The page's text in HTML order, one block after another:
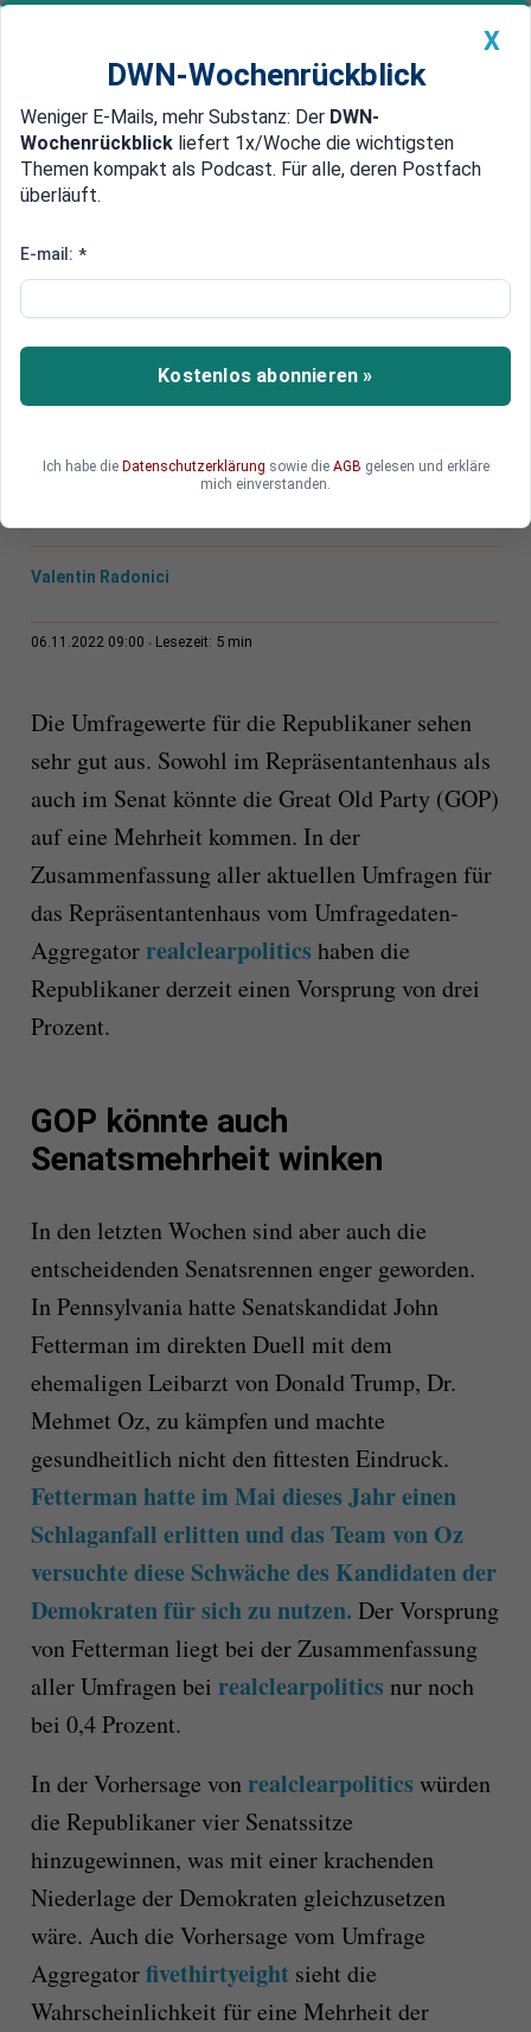
Newsticker MEIN DWN: Geldanlage Premium
Edelmetalle DWN-Magazin China
Midterm-Wahlen in den USA:
Republikaner gewinnen
Eine Mehrheit für die Republikaner im Senat und
im Repräsentantenhaus ist greifbar nah. Was
Kammern dominiert?
Valentin Radonici
06.11.2022 09:00 Lesezeit: 5 min
Die Umfragewerte für die Republikaner sehen
sehr gut aus. Sowohl im Repräsentantenhaus als
auch im Senat könnte die Great Old Party (GOP)
auf eine Mehrheit kommen. In der
Zusammenfassung aller aktuellen Umfragen für
das Repräsentantenhaus vom Umfragedaten-
Aggregator realclearpolitics haben die
Republikaner derzeit einen Vorsprung von drei
Prozent.
GOP könnte auch
Senatsmehrheit winken
In den letzten Wochen sind aber auch die
entscheidenden Senatsrennen enger geworden.
In Pennsylvania hatte Senatskandidat John
Fetterman im direkten Duell mit dem
ehemaligen Leibarzt von Donald Trump, Dr.
Mehmet Oz, zu kämpfen und machte
gesundheitlich nicht den fittesten Eindruck.
Fetterman hatte im Mai dieses Jahr einen
Schlaganfall erlitten und das Team von Oz
versuchte diese Schwäche des Kandidaten der
Demokraten für sich zu nutzen. Der Vorsprung
von Fetterman liegt bei der Zusammenfassung
aller Umfragen bei realclearpolitics nur noch
bei 0,4 Prozent.
In der Vorhersage von realclearpolitics würden
die Republikaner vier Senatssitze
hinzugewinnen, was mit einer krachenden
Niederlage der Demokraten gleichzusetzen
wäre. Auch die Vorhersage vom Umfrage
Aggregatorfivethirtyeight sieht die
Wahrscheinlichkeit für eine Mehrheit der
X
DWN-Wochenrückblick
Weniger E-Mails, mehr Substanz: Der DWN-
Wochenrückblick liefert 1x/Woche die wichtigsten
Themen kompakt als Podcast. Für alle, deren Postfach
überläuft.
E-mail: *
Kostenlos abonnieren »
Ich habe die Datenschutzerklärung sowie die AGB gelesen und erkläre
mich einverstanden.